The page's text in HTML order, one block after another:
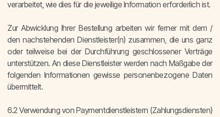
verarbeitet, wie dies für die jeweilige Information erforderlich ist.
Zur Abwicklung Ihrer Bestellung arbeiten wir ferner mit dem /
den nachstehenden Dienstleister(n) zusammen, die uns ganz
oder teilweise bei der Durchführung geschlossener Verträge
unterstützen. An diese Dienstleister werden nach Maßgabe der
folgenden Informationen gewisse personenbezogene Daten
übermittelt.
6.2 Verwendung von Paymentdienstleistern (Zahlungsdiensten)